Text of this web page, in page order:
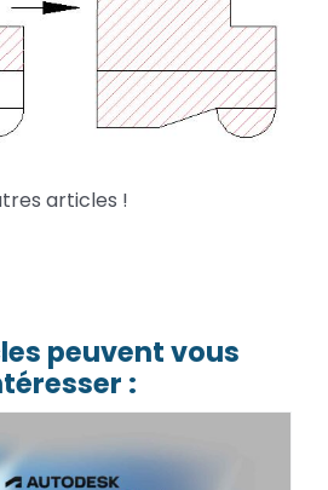
articles !
peuvent vous
: